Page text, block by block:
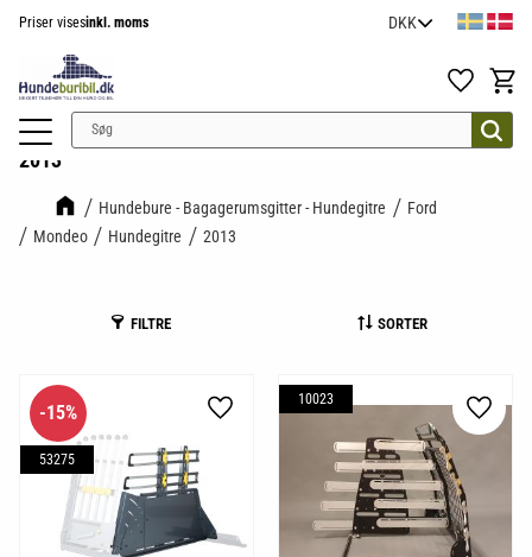
Priser visesinkl. moms
Favoritter
2013
Hundebure - Bagagerumsgitter - Hundegitre
Ford
Mondeo
Hundegitre 2013
FILTRE SORTER
15%
53275
Gem som favorit
10023
Gem